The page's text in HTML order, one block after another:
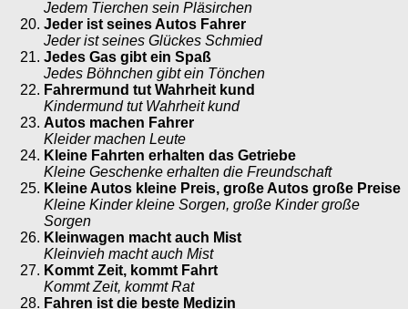
Jedem Tierchen sein Pläsirchen
Jeder ist seines Autos Fahrer
Jeder ist seines Glückes Schmied
Jedes Gas gibt ein Spaß
Jedes Böhnchen gibt ein Tönchen
Fahrermund tut Wahrheit kund
Kindermund tut Wahrheit kund
Autos machen Fahrer
Kleider machen Leute
Kleine Fahrten erhalten das Getriebe
Kleine Geschenke erhalten die Freundschaft
Kleine Autos kleine Preis, große Autos große Preise
Kleine Kinder kleine Sorgen, große Kinder große
Sorgen
Kleinwagen macht auch Mist
Kleinvieh macht auch Mist
Kommt Zeit, kommt Fahrt
Kommt Zeit, kommt Rat
Fahren ist die beste Medizin